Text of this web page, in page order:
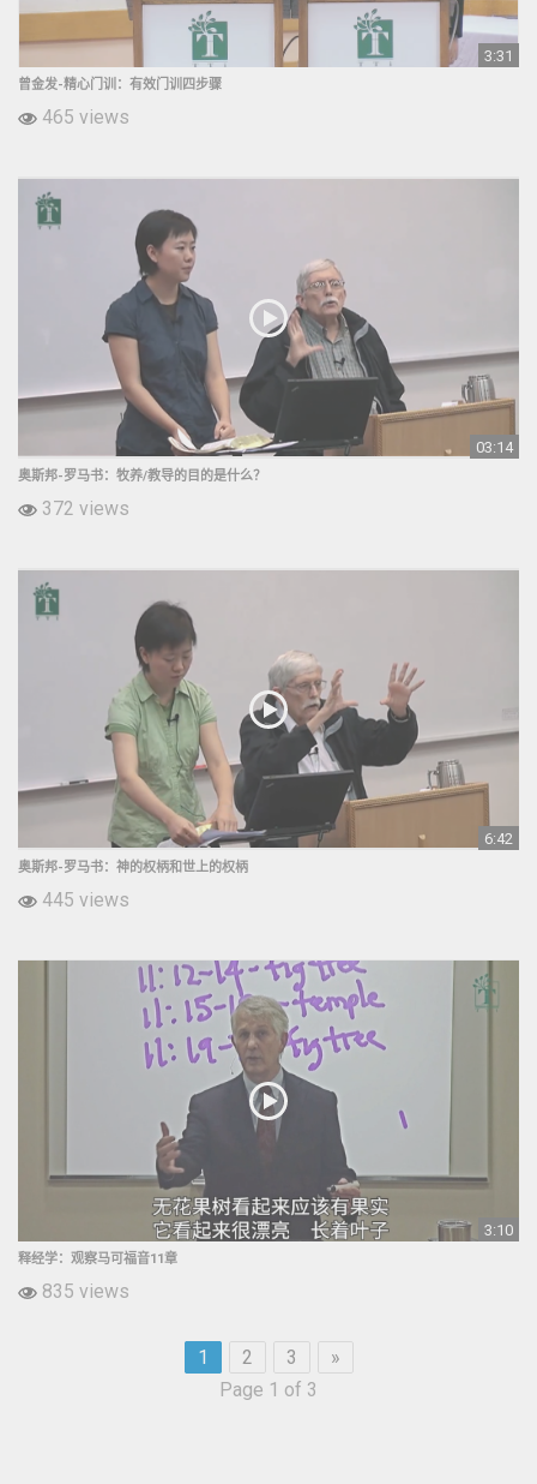
3:31
曾金发-精心门训：有效门训四步骤
465 views
03:14
奥斯邦-罗马书：牧养/教导的目的是什么？
372 views
6:42
奥斯邦-罗马书：神的权柄和世上的权柄
445 views
3:10
释经学：观察马可福音11章
835 views
1 2 3
»
Page 1 of 3